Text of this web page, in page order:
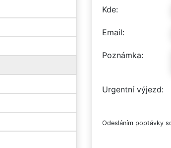
Kde
Email
Poznámka
Urgentní výjezd
Odesláním poptávky